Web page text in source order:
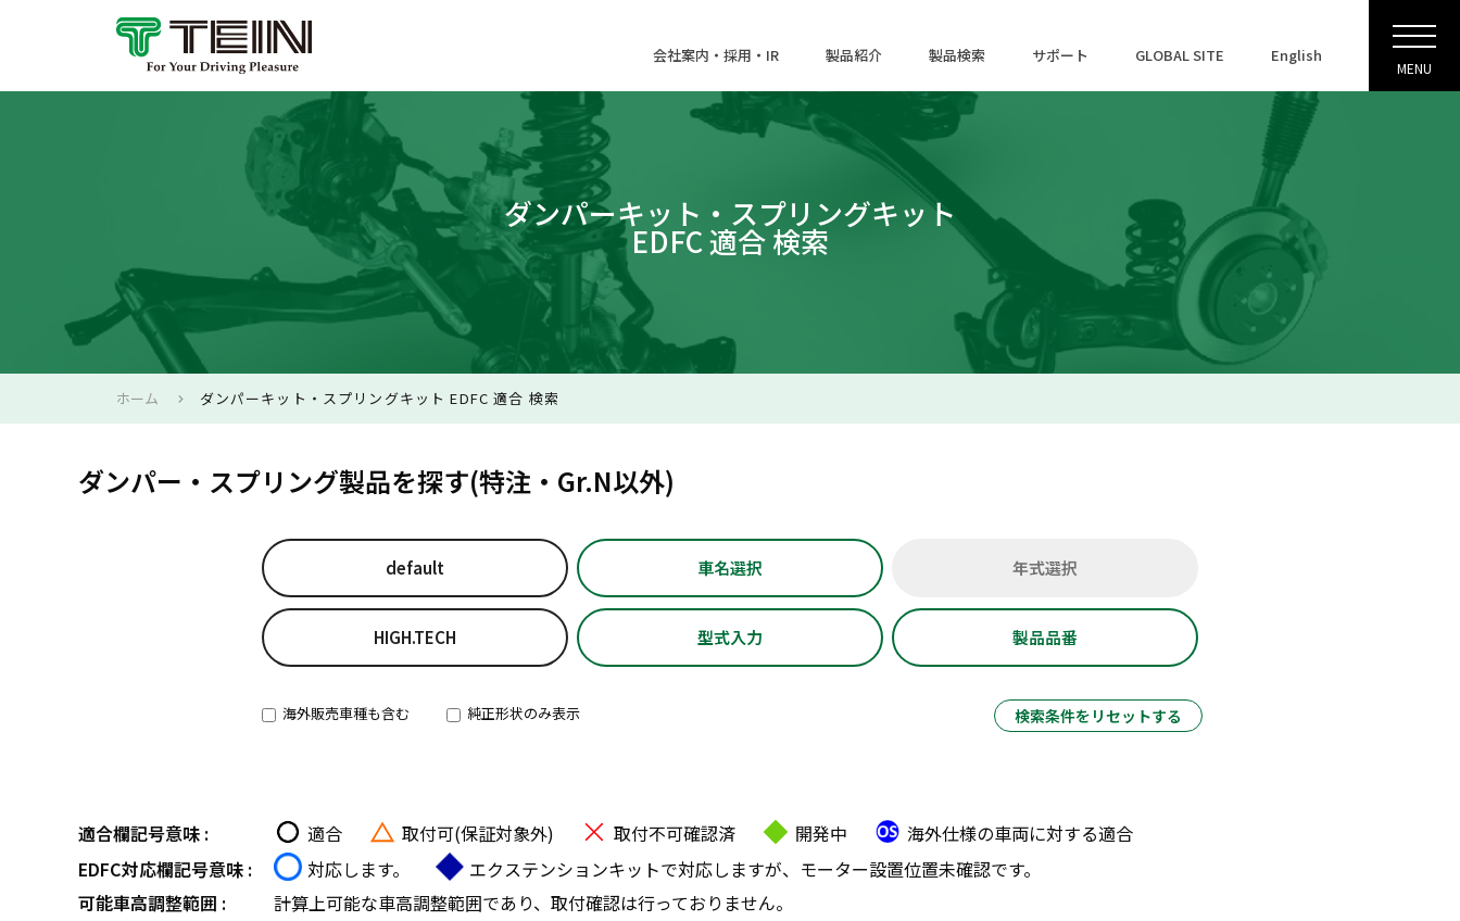
会社案内・採用・IR 製品紹介 製品検索 サポート GLOBAL SITE English
MENU
ダンパーキット・スプリングキット
EDFC 適合 検索
ホーム ダンパーキット・スプリングキット EDFC 適合 検索
ダンパー・スプリング製品を探す(特注・Gr.N以外)
default 車名選択 年式選択
HIGH.TECH 型式入力 製品品番
海外販売車種も含む 純正形状のみ表示 検索条件をリセットする
適合欄記号意味 : 適合 取付可(保証対象外) 取付不可確認済 開発中
海外仕様の車両に対する適合
EDFC対応欄記号意味 :
対応します。
エクステンションキットで対応しますが、モーター設置位置未確認です。
可能車高調整範囲 :
計算上可能な車高調整範囲であり、取付確認は行っておりません。